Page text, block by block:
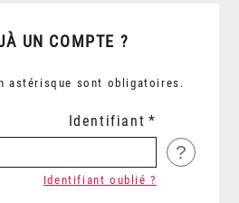
UN COMPTE ?
astérisque sont obligatoires.
Identifiant
?
Identifiant oublié ?